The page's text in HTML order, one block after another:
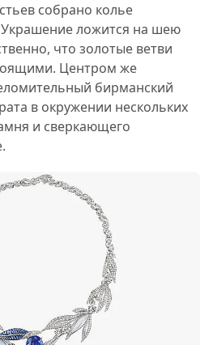
собрано колье
ложится на шею
что золотые ветви
Центром же
бирманский
в окружении нескольких
и сверкающего